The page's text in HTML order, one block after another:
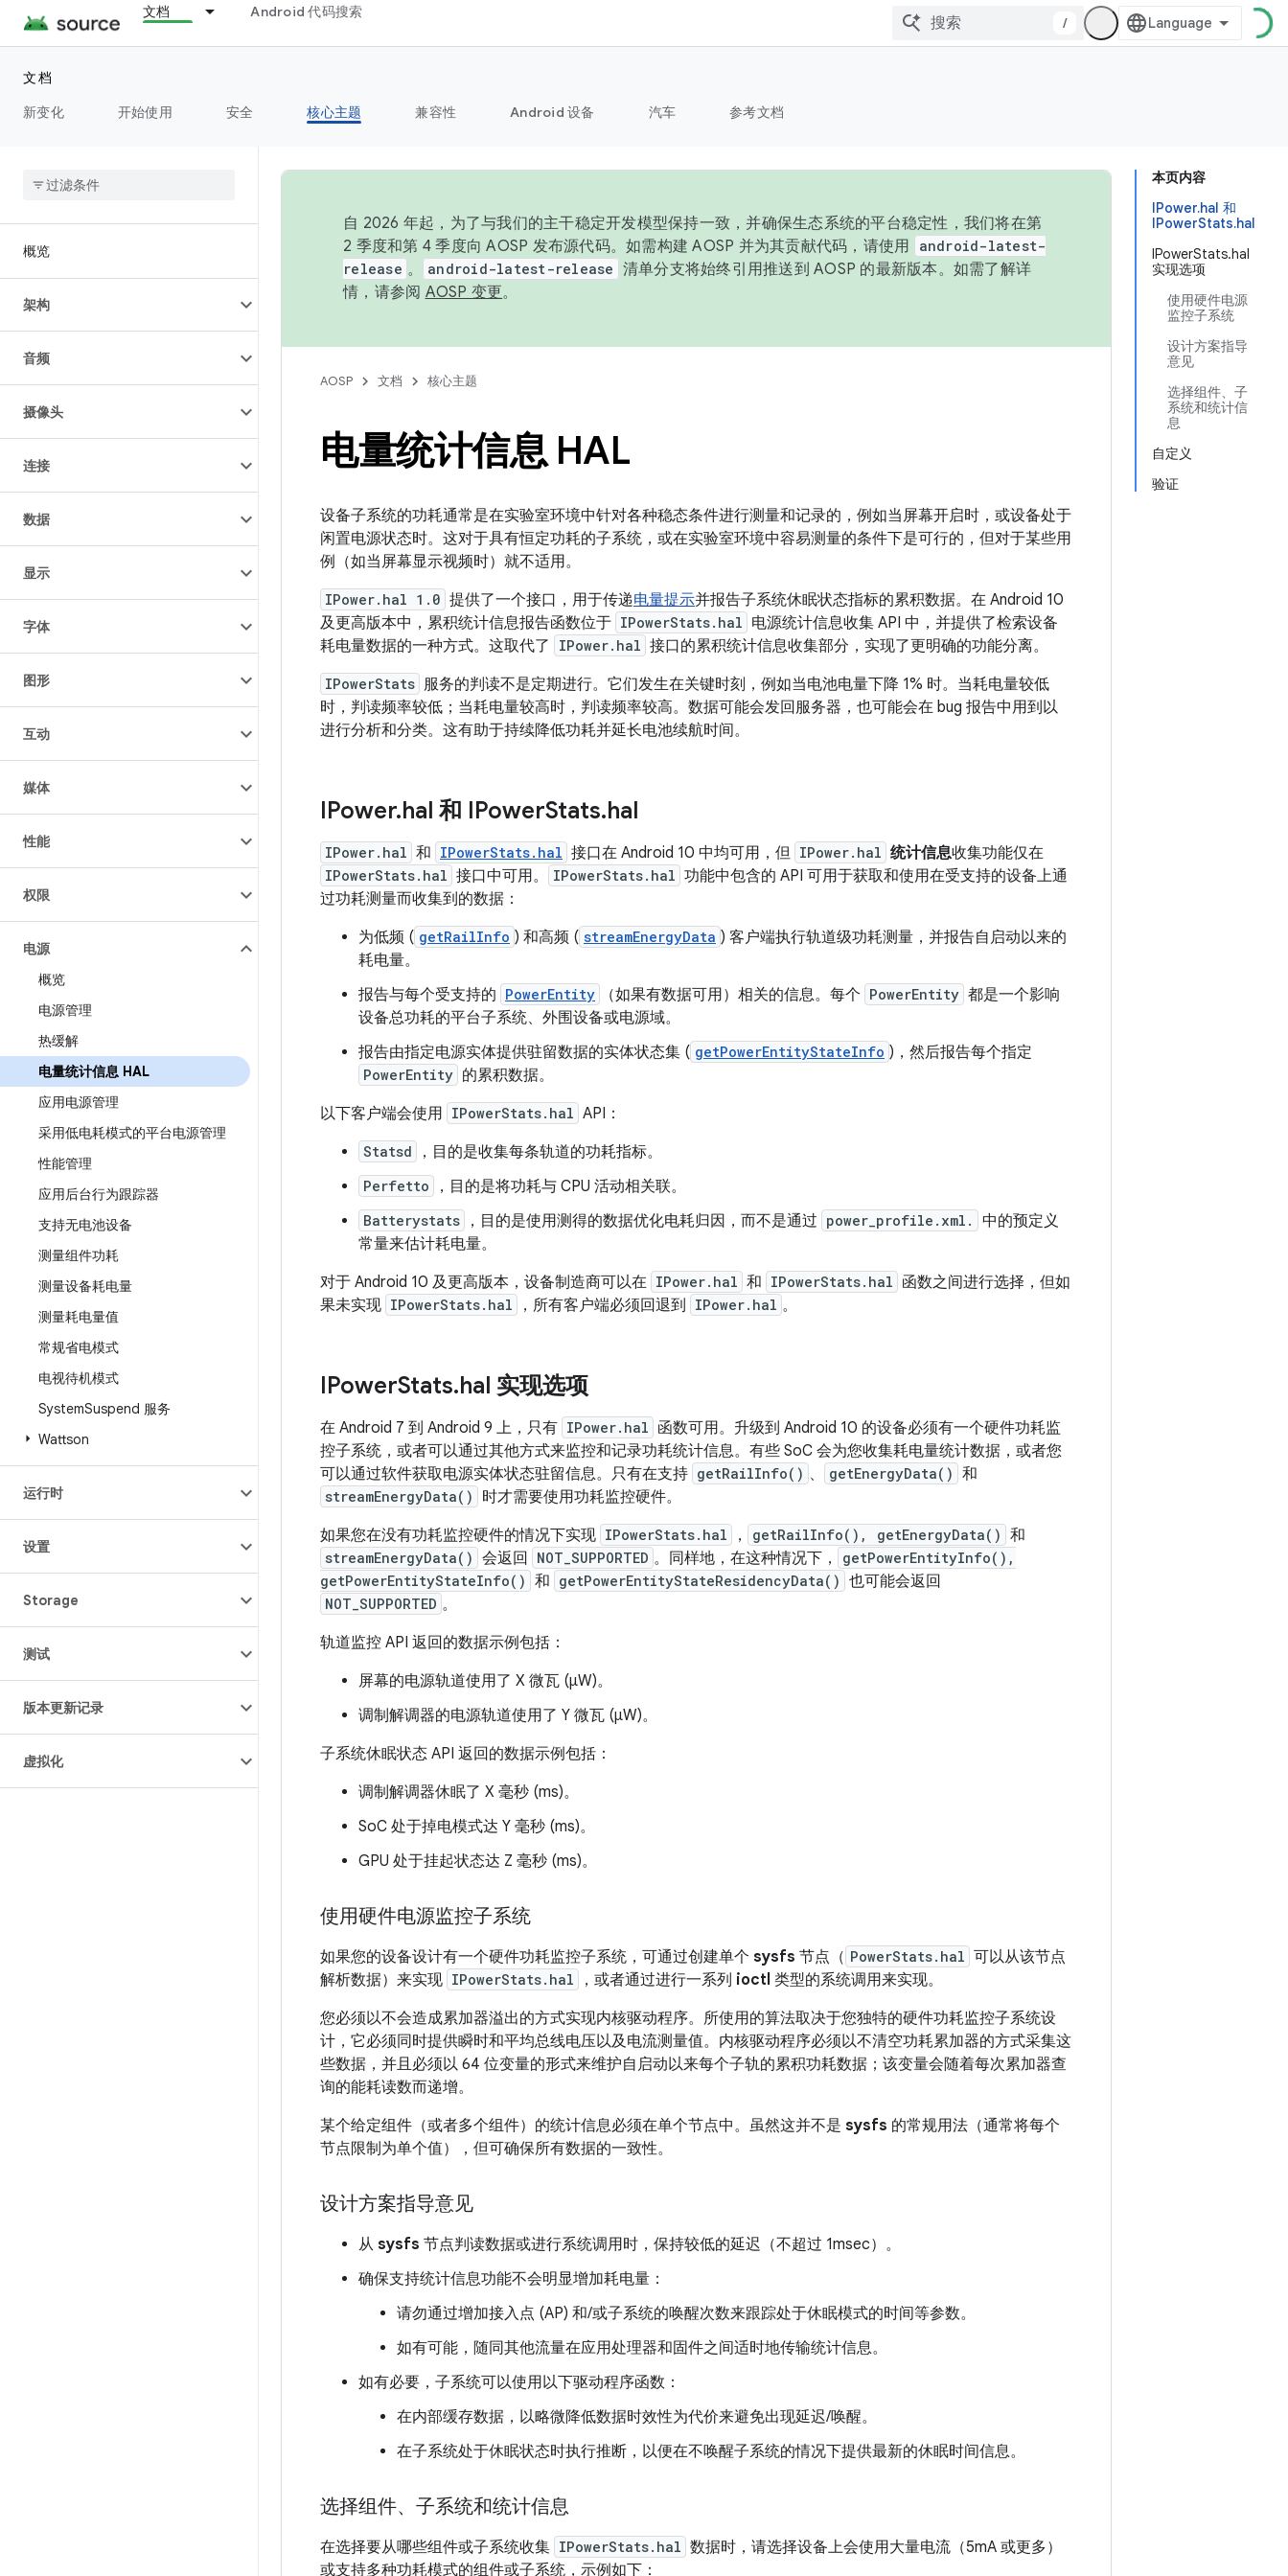
文档 Android 代码搜索
/
文档
新变化
开始使用 安全 核心主题 兼容性 Android 设备 汽车 参考文档
概览
架构
音频
摄像头
连接
数据
显示
字体
图形
互动
媒体
性能
权限
电源
概览
电源管理
热缓解
电量统计信息 HAL
应用电源管理
采用低电耗模式的平台电源管理
性能管理
应用后台行为跟踪器
支持无电池设备
测量组件功耗
测量设备耗电量
测量耗电量值
常规省电模式
电视待机模式
SystemSuspend 服务
Wattson
运行时
设置
Storage
测试
版本更新记录
虚拟化
本页内容
IPower.hal 和
IPowerStats.hal
IPowerStats.hal
实现选项
使用硬件电源
监控子系统
设计方案指导
意见
选择组件、子
系统和统计信
息
自定义
验证
自 2026 年起，为了与我们的主干稳定开发模型保持一致，并确保生态系统的平台稳定性，我们将在第
2 季度和第 4 季度向 AOSP 发布源代码。如需构建 AOSP 并为其贡献代码，请使用
android-latest-
release 。 android-latest-release 清单分支将始终引用推送到 AOSP 的最新版本。如需了解详
情，请参阅 AOSP 变更。
AOSP 文档 核心主题
电量统计信息 HAL
设备子系统的功耗通常是在实验室环境中针对各种稳态条件进行测量和记录的，例如当屏幕开启时，或设备处于
闲置电源状态时。这对于具有恒定功耗的子系统，或在实验室环境中容易测量的条件下是可行的，但对于某些用
例（如当屏幕显示视频时）就不适用。
IPower.hal 1.0 提供了一个接口，用于传递电量提示并报告子系统休眠状态指标的累积数据。在 Android 10
及更高版本中，累积统计信息报告函数位于 IPowerStats.hal 电源统计信息收集 API 中，并提供了检索设备
耗电量数据的一种方式。这取代了
IPower.hal 接口的累积统计信息收集部分，实现了更明确的功能分离。
IPowerStats 服务的判读不是定期进行。它们发生在关键时刻，例如当电池电量下降 1% 时。当耗电量较低
时，判读频率较低；当耗电量较高时，判读频率较高。数据可能会发回服务器，也可能会在 bug 报告中用到以
进行分析和分类。这有助于持续降低功耗并延长电池续航时间。
IPower.hal 和 IPowerStats.hal
IPower.hal 和 IPowerStats.hal 接口在 Android 10 中均可用，但 IPower.hal 统计信息收集功能仅在
IPowerStats.hal 接口中可用。 IPowerStats.hal 功能中包含的 API 可用于获取和使用在受支持的设备上通
过功耗测量而收集到的数据：
为低频 ( getRailInfo ) 和高频 ( streamEnergyData ) 客户端执行轨道级功耗测量，并报告自启动以来的
耗电量。
报告与每个受支持的 PowerEntity （如果有数据可用）相关的信息。每个 PowerEntity 都是一个影响
设备总功耗的平台子系统、外围设备或电源域。
报告由指定电源实体提供驻留数据的实体状态集 ( getPowerEntityStateInfo )，然后报告每个指定
PowerEntity 的累积数据。
以下客户端会使用 IPowerStats.hal API：
Statsd ，目的是收集每条轨道的功耗指标。
Perfetto ，目的是将功耗与 CPU 活动相关联。
Batterystats ，目的是使用测得的数据优化电耗归因，而不是通过 power_profile.xml.
中的预定义
常量来估计耗电量。
对于 Android 10 及更高版本，设备制造商可以在 IPower.hal 和 IPowerStats.hal 函数之间进行选择，但如
果未实现 IPowerStats.hal ，所有客户端必须回退到 IPower.hal 。
IPowerStats.hal 实现选项
在 Android 7 到 Android 9 上，只有 IPower.hal 函数可用。升级到 Android 10 的设备必须有一个硬件功耗监
控子系统，或者可以通过其他方式来监控和记录功耗统计信息。有些 SoC 会为您收集耗电量统计数据，或者您
可以通过软件获取电源实体状态驻留信息。只有在支持 getRailInfo() 、 getEnergyData() 和
streamEnergyData()
时才需要使用功耗监控硬件。
如果您在没有功耗监控硬件的情况下实现 IPowerStats.hal ， getRailInfo(), getEnergyData() 和
streamEnergyData() 会返回 NOT_SUPPORTED 。同样地，在这种情况下，
getPowerEntityInfo(),
getPowerEntityStateInfo() 和 getPowerEntityStateResidencyData() 也可能会返回
NOT_SUPPORTED 。
轨道监控 API 返回的数据示例包括：
屏幕的电源轨道使用了 X 微瓦 (μW)。
调制解调器的电源轨道使用了 Y 微瓦 (μW)。
子系统休眠状态 API 返回的数据示例包括：
调制解调器休眠了 X 毫秒 (ms)。
SoC 处于掉电模式达 Y 毫秒 (ms)。
GPU 处于挂起状态达 Z 毫秒 (ms)。
使用硬件电源监控子系统
如果您的设备设计有一个硬件功耗监控子系统，可通过创建单个 sysfs 节点（ PowerStats.hal 可以从该节点
解析数据）来实现 IPowerStats.hal ，或者通过进行一系列 ioctl 类型的系统调用来实现。
您必须以不会造成累加器溢出的方式实现内核驱动程序。所使用的算法取决于您独特的硬件功耗监控子系统设
计，它必须同时提供瞬时和平均总线电压以及电流测量值。内核驱动程序必须以不清空功耗累加器的方式采集这
些数据，并且必须以 64 位变量的形式来维护自启动以来每个子轨的累积功耗数据；该变量会随着每次累加器查
询的能耗读数而递增。
某个给定组件（或者多个组件）的统计信息必须在单个节点中。虽然这并不是 sysfs 的常规用法（通常将每个
节点限制为单个值），但可确保所有数据的一致性。
设计方案指导意见
从 sysfs 节点判读数据或进行系统调用时，保持较低的延迟（不超过 1msec）。
确保支持统计信息功能不会明显增加耗电量：
请勿通过增加接入点 (AP) 和/或子系统的唤醒次数来跟踪处于休眠模式的时间等参数。
如有可能，随同其他流量在应用处理器和固件之间适时地传输统计信息。
如有必要，子系统可以使用以下驱动程序函数：
在内部缓存数据，以略微降低数据时效性为代价来避免出现延迟/唤醒。
在子系统处于休眠状态时执行推断，以便在不唤醒子系统的情况下提供最新的休眠时间信息。
选择组件、子系统和统计信息
在选择要从哪些组件或子系统收集 IPowerStats.hal 数据时，请选择设备上会使用大量电流（5mA 或更多）
或支持多种功耗模式的组件或子系统，示例如下：